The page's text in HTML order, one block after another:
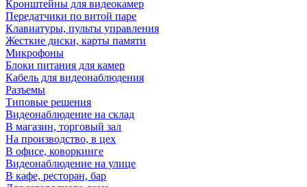
Кронштейны для видеокамер
Передатчики по витой паре
Клавиатуры, пульты управления
Жесткие диски, карты памяти
Микрофоны
Блоки питания для камер
Кабель для видеонаблюдения
Разъемы
Типовые решения
Видеонаблюдение на склад
В магазин, торговый зал
На производство, в цех
В офисе, коворкинге
Видеонаблюдение на улице
В кафе, ресторан, бар